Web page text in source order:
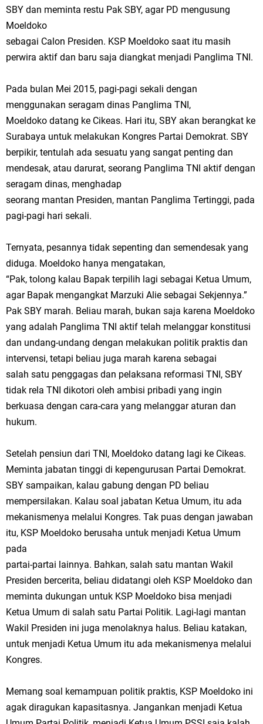
SBY dan meminta restu Pak SBY, agar PD mengusung
Moeldoko
sebagai Calon Presiden. KSP Moeldoko saat itu masih
perwira aktif dan baru saja diangkat menjadi Panglima TNI.
Pada bulan Mei 2015, pagi-pagi sekali dengan
menggunakan seragam dinas Panglima TNI,
Moeldoko datang ke Cikeas. Hari itu, SBY akan berangkat ke
Surabaya untuk melakukan Kongres Partai Demokrat. SBY
berpikir, tentulah ada sesuatu yang sangat penting dan
mendesak, atau darurat, seorang Panglima TNI aktif dengan
seragam dinas, menghadap
seorang mantan Presiden, mantan Panglima Tertinggi, pada
pagi-pagi hari sekali.
Ternyata, pesannya tidak sepenting dan semendesak yang
diduga. Moeldoko hanya mengatakan,
“Pak, tolong kalau Bapak terpilih lagi sebagai Ketua Umum,
agar Bapak mengangkat Marzuki Alie sebagai Sekjennya.”
Pak SBY marah. Beliau marah, bukan saja karena Moeldoko
yang adalah Panglima TNI aktif telah melanggar konstitusi
dan undang-undang dengan melakukan politik praktis dan
intervensi, tetapi beliau juga marah karena sebagai
salah satu penggagas dan pelaksana reformasi TNI, SBY
tidak rela TNI dikotori oleh ambisi pribadi yang ingin
berkuasa dengan cara-cara yang melanggar aturan dan
hukum.
Setelah pensiun dari TNI, Moeldoko datang lagi ke Cikeas.
Meminta jabatan tinggi di kepengurusan Partai Demokrat.
SBY sampaikan, kalau gabung dengan PD beliau
mempersilakan. Kalau soal jabatan Ketua Umum, itu ada
mekanismenya melalui Kongres. Tak puas dengan jawaban
itu, KSP Moeldoko berusaha untuk menjadi Ketua Umum
pada
partai-partai lainnya. Bahkan, salah satu mantan Wakil
Presiden bercerita, beliau didatangi oleh KSP Moeldoko dan
meminta dukungan untuk KSP Moeldoko bisa menjadi
Ketua Umum di salah satu Partai Politik. Lagi-lagi mantan
Wakil Presiden ini juga menolaknya halus. Beliau katakan,
untuk menjadi Ketua Umum itu ada mekanismenya melalui
Kongres.
Memang soal kemampuan politik praktis, KSP Moeldoko ini
agak diragukan kapasitasnya. Jangankan menjadi Ketua